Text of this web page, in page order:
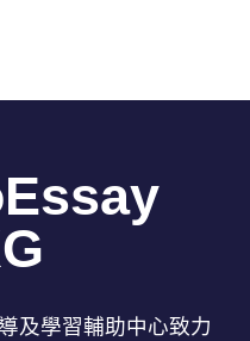
及學習輔助中心致力